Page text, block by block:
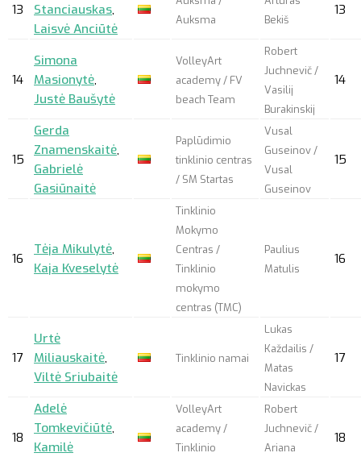
13 Stanciauskas,
Laisvė Anciūtė
Auksma
Bekiš
13
14
Simona
Masionytė,
Justė Baušytė
VolleyArt
academy / FV
beach Team
Robert
Juchnevič /
Vasilij
Burakinskij
14
15
Gerda
Znamenskaitė,
Gabrielė
Gasiūnaitė
Paplūdimio
tinklinio centras
/ SM Startas
Vusal
Guseinov /
Vusal
Guseinov
15
16
Tėja Mikulytė,
Kaja Kveselytė
Tinklinio
Mokymo
Centras /
Tinklinio
mokymo
centras (TMC)
Paulius
Matulis
16
17
Urtė
Miliauskaitė,
Viltė Sriubaitė
Tinklinio namai
Lukas
Každailis /
Matas
Navickas
17
18
Adelė
Tomkevičiūtė,
Kamilė
VolleyArt
academy /
Tinklinio
Robert
Juchnevič /
Ariana
18